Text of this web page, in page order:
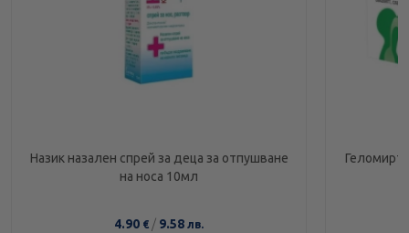
Назик назален спрей за деца за отпушване
на носа 10мл
4.90 € / 9.58 лв.